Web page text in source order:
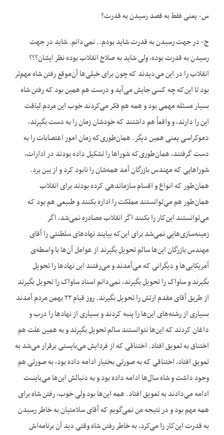
س- یعنی فقط به قصد رسیدن به قدرت؟
ج- در جهت رسیدن به قدرت شاید بودم.. نمی‌دانم. شاید در جهت
رسیدن به قدرت بوده، ولی شاید به صلاح انقلاب بوده نظر ایشان؟؟؟
انقلاب را در این می‌دیدند که چون برای خیلی‌ها آن‌موقع رفتن شاه مهم‌تر
بود تا این‌که چه کسی جایش می‌آید و درست هم همین بود که رفتن شاه
بسیار مسئله مهمی بود و همه هم فکر می‌کردند خوب این مردم لیاقت
این را دارند، و واقعاً هم داشتند که خودشان زمان را به دست بگیرند،
دموکراسی یعنی همین دیگر. همان‌طوری‌که زمان امور اعتصابات را به
دست گرفتند، همان‌طوری‌که شوراها را تشکیل داده بودند در ادارات،
شوراهایی که مهندس بازرگان آمد همه‌شان را نابود کرد و از بین برد.
همان‌طور که انواع و اقسام سازماندهی کرده بودند برای انقلاب
همان‌طور هم می‌توانستند مملکت را اداره بکنند و طبیعی هم بود که
می‌توانستند این‌کار را بکنند اگر انقلاب مصادره نمی‌شد، اگر
زمینه‌سازی‌هایی نمی‌شد برای این‌که بیایند نهادهای سلطنتی را آقای
مهندس بازرگان این‌ها سالم تحویل بگیرند از عوامل آن‌ها با واسطه‌ی
آمریکایی‌ها و دیگرانی که می‌آمدند و می‌رفتند این نهادها را تحویل
بگیرند و ساواک را تحویل بگیرند، نمی‌دانم اسناد ساواک را تحویل بگیرند
از طریق آقای مقدم ارتش را تحویل بگیرند. روز قیام ۲۲ بهمن مردم آمدند
بسیاری از رشته‌های این‌ها را پنبه کردند و بسیاری از نهادها را درب و
داغان کردند که این‌ها نتوانستند سالم تحویل بگیرند و به همین علت هم
اختناق به تعویق افتاد. اختناقی که از فردایش می‌بایستی برقرار می‌شد به
تعویق افتاد، اختناقی که به صورتی بختیار ادامه داده بود، به صورتی هم
وجود داشت و شاه سال‌ها ادامه داده بود و به دنبالش این‌ها می‌بایست
ادامه می‌دادند به تعویق افتاد. همه این‌ها بود ولی خوب، رفتن شاه برای
همه مهم بود و در نتیجه من نمی‌گویم که آقای سلامتیان به خاطر رسیدن
به قدرت این‌کار را می‌کرد، به خاطر رفتن شاه وقتی دید آن برنامه‌اش